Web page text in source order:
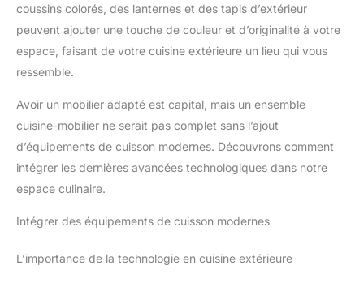
Simplifié pour une Mise en Service Rapide】 : Grâce à son
système d'emboîtement bien conçu, au guide d'assemblage
illustré et à toutes les pièces nécessaires fournies, l'installation
est simple et rapide pour profiter sans tarder de votre nouveau
salon de jardin extérieur 4/6 personnes. 【Satisfaction
Garantie】 : Votre satisfaction est notre priorité absolue. Pour
les meilleures solutions adaptées à vos besoins.
coussins colorés, des lanternes et des tapis d’extérieur
peuvent ajouter une touche de couleur et d’originalité à votre
espace, faisant de votre cuisine extérieure un lieu qui vous
ressemble.
Avoir un mobilier adapté est capital, mais un ensemble
cuisine-mobilier ne serait pas complet sans l’ajout
d’équipements de cuisson modernes. Découvrons comment
intégrer les dernières avancées technologiques dans notre
espace culinaire.
Intégrer des équipements de cuisson modernes
L’importance de la technologie en cuisine extérieure